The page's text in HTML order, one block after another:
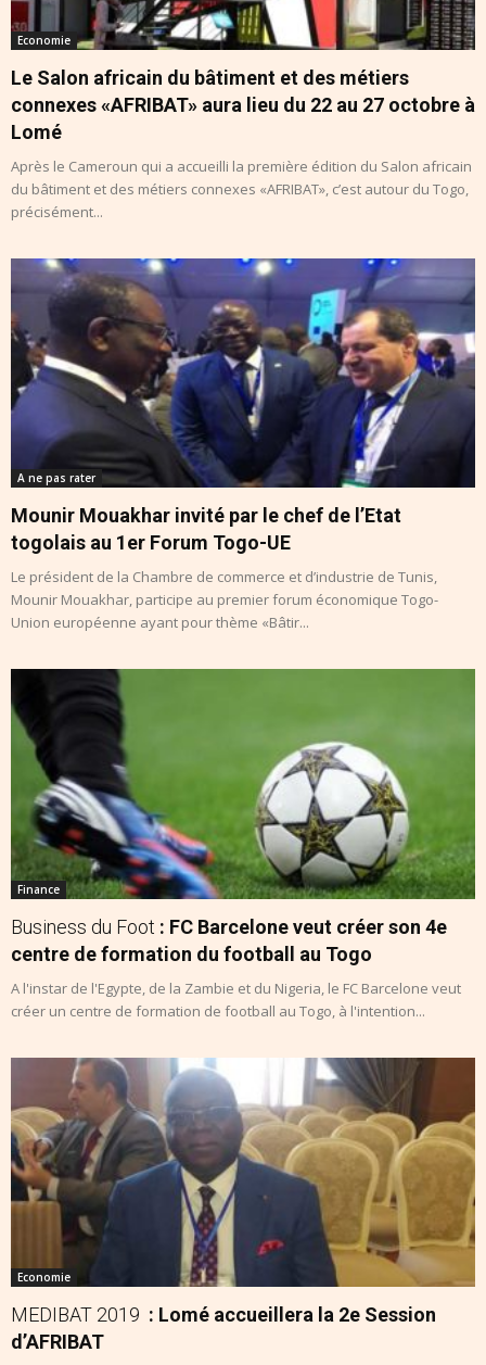
Economie
Le Salon africain du bâtiment et des métiers
connexes «AFRIBAT» aura lieu du 22 au 27 octobre à
Lomé
Après le Cameroun qui a accueilli la première édition du Salon africain
du bâtiment et des métiers connexes «AFRIBAT», c’est autour du Togo,
précisément...
A ne pas rater
Mounir Mouakhar invité par le chef de l’Etat
togolais au 1er Forum Togo-UE
Le président de la Chambre de commerce et d’industrie de Tunis,
Mounir Mouakhar, participe au premier forum économique Togo-
Union européenne ayant pour thème «Bâtir...
Finance
Business du Foot : FC Barcelone veut créer son 4e
centre de formation du football au Togo
A l'instar de l'Egypte, de la Zambie et du Nigeria, le FC Barcelone veut
créer un centre de formation de football au Togo, à l'intention...
Economie
MEDIBAT 2019 : Lomé accueillera la 2e Session
d’AFRIBAT